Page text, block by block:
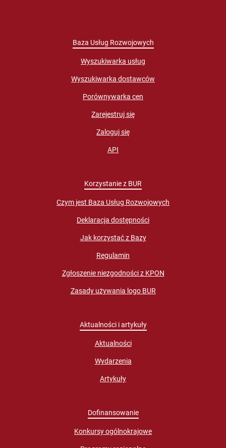
Baza Usług Rozwojowych
Wyszukiwarka usług
Wyszukiwarka dostawców
Porównywarka cen
Zarejestruj się
Zaloguj się
API
Korzystanie z BUR
Czym jest Baza Usług Rozwojowych
Deklaracja dostępności
Jak korzystać z Bazy
Regulamin
Zgłoszenie niezgodności z KPON
Zasady używania logo BUR
Aktualności i artykuły
Aktualności
Wydarzenia
Artykuły
Dofinansowanie
Konkursy ogólnokrajowe